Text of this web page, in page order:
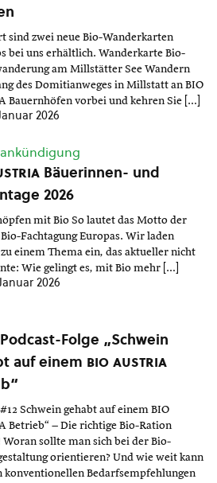
sind zwei neue Bio-Wanderkarten
bei uns erhältlich. Wanderkarte Bio-
am Millstätter See Wandern
des Domitianweges in Millstatt an BIO
Bauernhöfen vorbei und kehren Sie […]
2026
Bäuerinnen- und
2026
mit Bio So lautet das Motto der
Fachtagung Europas. Wir laden
einem Thema ein, das aktueller nicht
Wie gelingt es, mit Bio mehr […]
2026
Folge „Schwein
auf einem bio austria
Schwein gehabt auf einem BIO
Betrieb“ – Die richtige Bio-Ration
Woran sollte man sich bei der Bio-
orientieren? Und wie weit kann
konventionellen Bedarfsempfehlungen